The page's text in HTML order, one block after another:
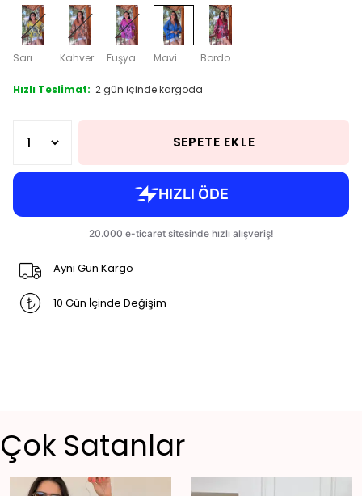
Sarı Kahverengi Fuşya Mavi Bordo
Hızlı Teslimat: 2 gün içinde kargoda
SEPETE EKLE
Aynı Gün Kargo
10 Gün İçinde Değişim
Çok Satanlar